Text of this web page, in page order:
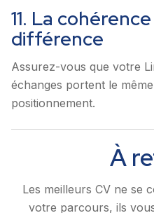
11. La
différence
Assurez-vous que votre
échanges portent le
positionnement.
À
Les meilleurs CV ne se
votre parcours, ils